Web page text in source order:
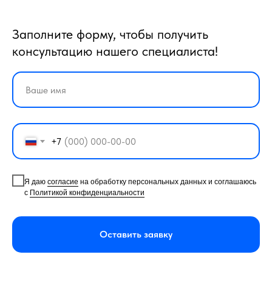
Заполните форму, чтобы получить
консультацию нашего специалиста!
+7
Я даю согласие на обработку персональных данных и соглашаюсь
с Политикой конфиденциальности
Оставить заявку